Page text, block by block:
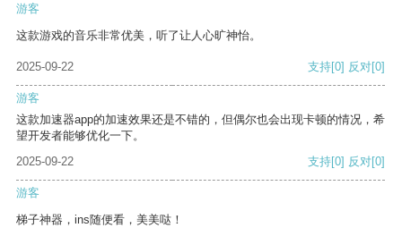
游客
这款游戏的音乐非常优美，听了让人心旷神怡。
2025-09-22 支持[0] 反对[0]
游客
这款加速器app的加速效果还是不错的，但偶尔也会出现卡顿的情况，希
望开发者能够优化一下。
2025-09-22
支持[0] 反对[0]
游客
梯子神器，ins随便看，美美哒！